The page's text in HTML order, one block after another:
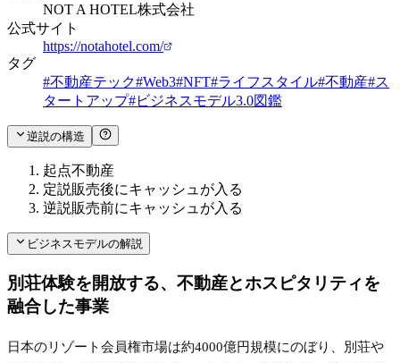
NOT A HOTEL株式会社
公式サイト
https://notahotel.com/
タグ
#不動産テック#Web3#NFT#ライフスタイル#不動産#ス
タートアップ#ビジネスモデル3.0図鑑
逆説の構造
起点不動産
定説販売後にキャッシュが入る
逆説販売前にキャッシュが入る
ビジネスモデルの解説
別荘体験を開放する、不動産とホスピタリティを
融合した事業
日本のリゾート会員権市場は約4000億円規模にのぼり、別荘や